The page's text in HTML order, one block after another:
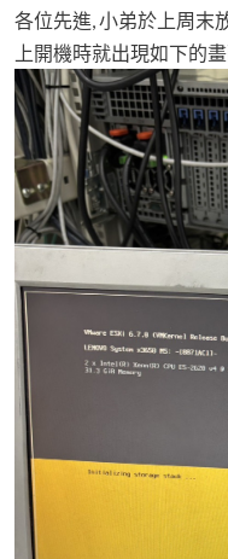
各位先進, 小弟於上周末
上開機時就出現如下的